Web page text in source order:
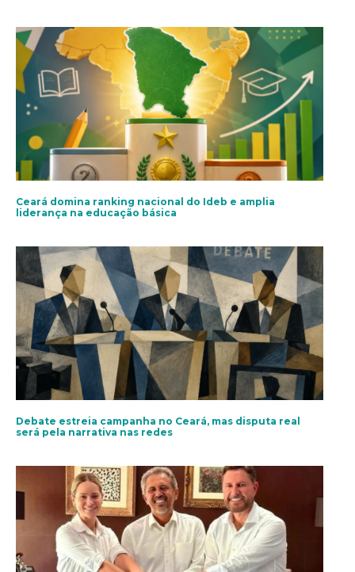
Ceará domina ranking nacional do Ideb e amplia
liderança na educação básica
Debate estreia campanha no Ceará, mas disputa real
será pela narrativa nas redes